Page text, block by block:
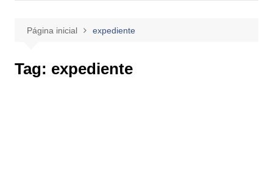
Página inicial expediente
Tag: expediente